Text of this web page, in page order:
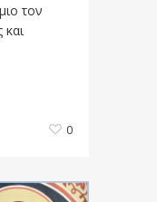
τον
0